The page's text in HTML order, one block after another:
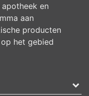
en
aan
producten
het gebied